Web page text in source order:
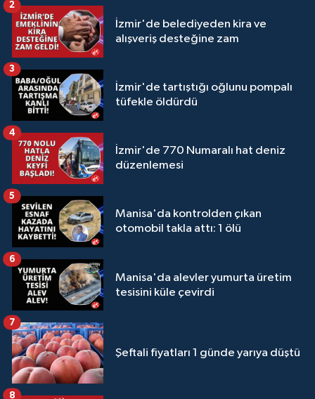
İzmir'de belediyeden kira ve
alışveriş desteğine zam
2
İzmir'de tartıştığı oğlunu pompalı
tüfekle öldürdü
3
İzmir'de 770 Numaralı hat deniz
düzenlemesi
4
Manisa'da kontrolden çıkan
otomobil takla attı: 1 ölü
5
Manisa'da alevler yumurta üretim
tesisini küle çevirdi
6
Şeftali fiyatları 1 günde yarıya düştü
7
8